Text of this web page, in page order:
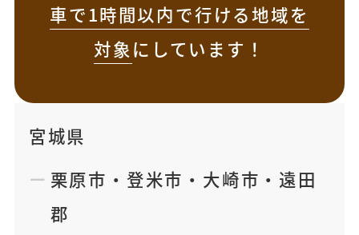
車で1時間以内で行ける地域を
対象にしています！
宮城県
栗原市 ・ 登米市 ・ 大崎市 ・ 遠田
郡